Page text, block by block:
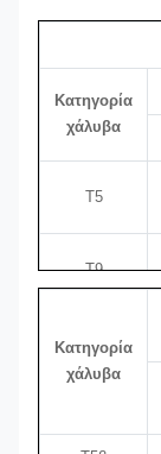
Κατηγορία
χάλυβα
Τ5
Τ9
Τ11
Κατηγορία
χάλυβα